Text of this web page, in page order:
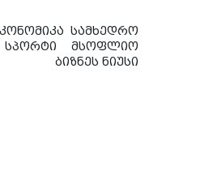
სამხედრო
სპორტი
მსოფლიო
ბიზნეს ნიუსი